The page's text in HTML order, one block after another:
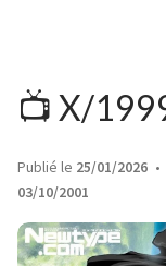
📺 X/
Publié le 25/01/2026
03/10/2001